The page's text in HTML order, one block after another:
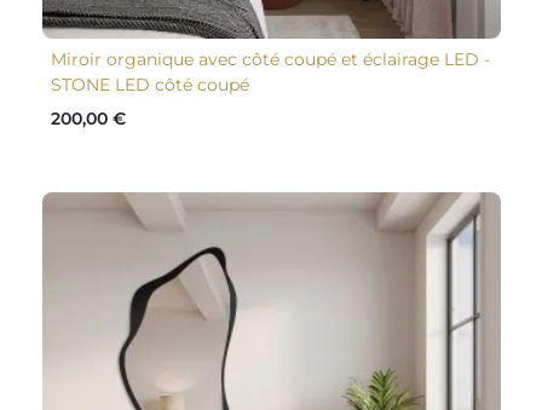
Miroir organique avec côté coupé et éclairage LED -
STONE LED côté coupé
200,00 €